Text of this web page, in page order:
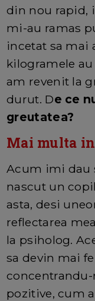
din nou rapid,
mi-au ramas
incetat sa mai
kilogramele au
am revenit la
durut. De ce
greutatea?
Mai multa
Acum imi dau
nascut un
asta, desi
reflectarea
la psiholog.
sa devin mai
pozitive, cum